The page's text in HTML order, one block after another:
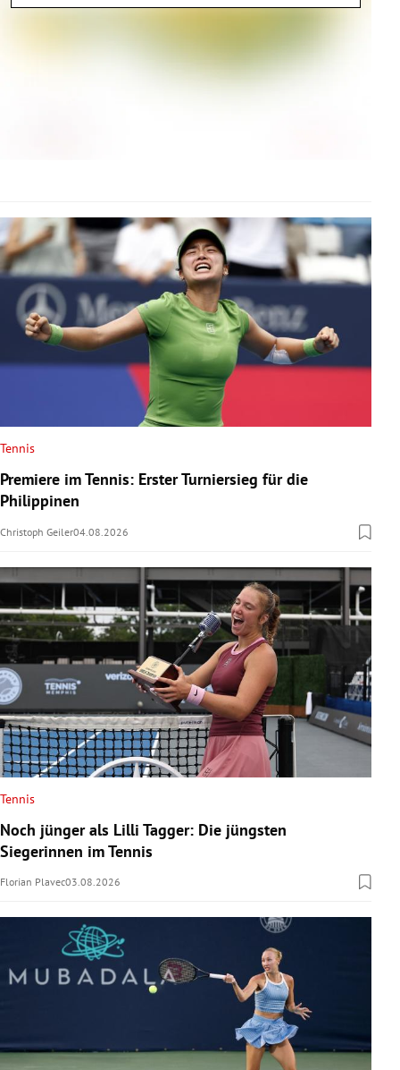
Tennis
Premiere im Tennis: Erster Turniersieg für die
Philippinen
Christoph Geiler04.08.2026
Tennis
Noch jünger als Lilli Tagger: Die jüngsten
Siegerinnen im Tennis
Florian Plavec03.08.2026